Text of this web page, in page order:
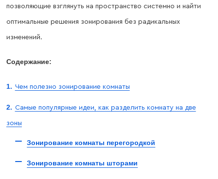
позволяющие взглянуть на пространство системно и найти
оптимальные решения зонирования без радикальных
изменений.
Содержание:
Чем полезно зонирование комнаты
Самые популярные идеи, как разделить комнату на две
зоны
Зонирование комнаты перегородкой
Зонирование комнаты шторами